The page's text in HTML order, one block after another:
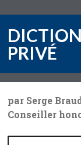
PRIVÉ
par Serge
Conseiller